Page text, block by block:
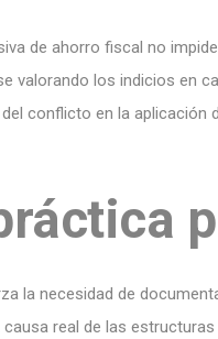
de ahorro fiscal no
valorando los indicios en
conflicto en la
la necesidad de
real de las estructuras